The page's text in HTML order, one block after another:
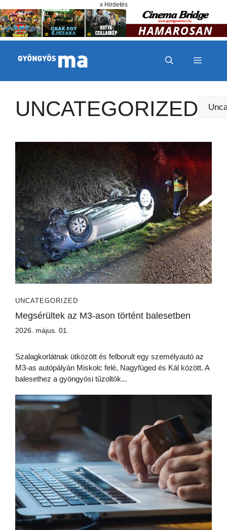
x Hirdetés
MENÜ
UNCATEGORIZED
UNCATEGORIZED
Megsérültek az M3-ason történt balesetben
2026. május. 01.
Szalagkorlátnak ütközött és felborult egy személyautó az
M3-as autópályán Miskolc felé, Nagyfüged és Kál között. A
balesethez a gyöngyösi tűzoltók...